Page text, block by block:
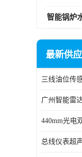
智能锅炉
最新供
三线油位传